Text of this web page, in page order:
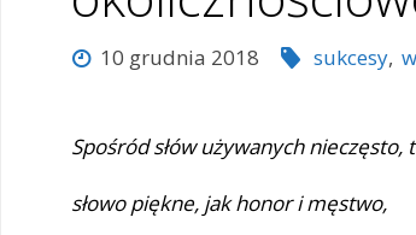
10 grudnia 2018 sukcesy,
Spośród słów używanych nieczęsto,
słowo piękne, jak honor i męstwo,